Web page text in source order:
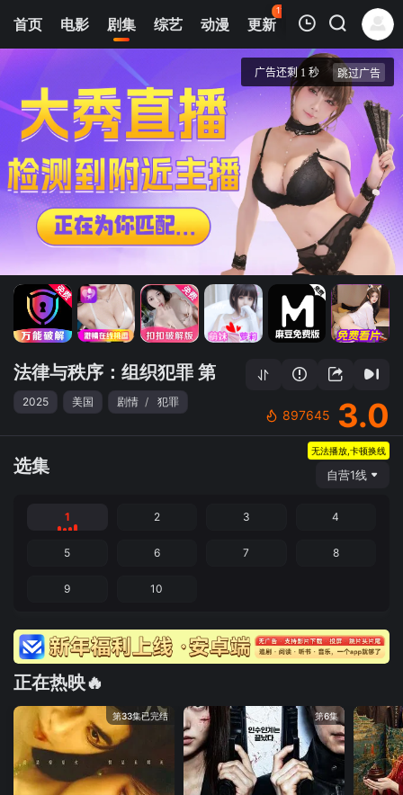
首页 电影 剧集 综艺 动漫 更新
116
热榜 APP
我的观影记录
法律与秩序：组织犯罪 第五季
清空
法律与秩序：组织犯罪 第
2025 美国 剧情 / 犯罪
897645 3.0
选集
无法播放,卡顿换线
自营1线
1 2 3 4
5 6 7 8
9 10
正在热映🔥
第33集已完结 第6集